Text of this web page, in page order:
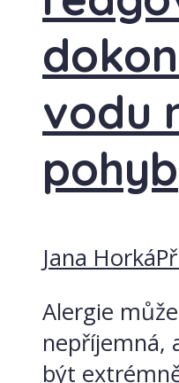
vodu
pohyb
Jana Horká
Alergie
nepříjemná,
být